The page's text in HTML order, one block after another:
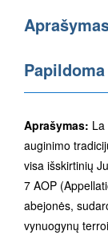
Aprašymas:
auginimo
visa išskirtinių
7 AOP
abejonės,
vynuogynų